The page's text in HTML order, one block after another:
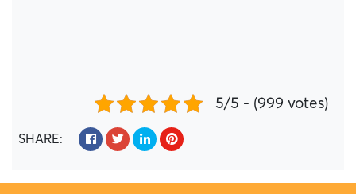
5/5 - (999 votes)
SHARE: